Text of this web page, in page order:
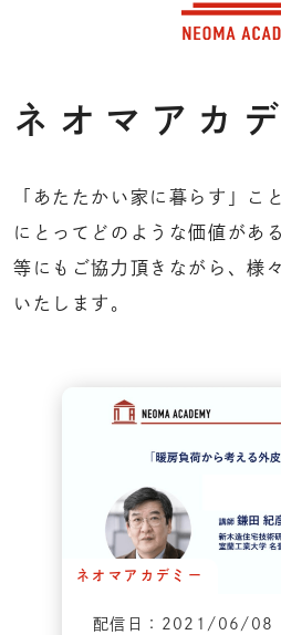
ネオマアカ
「あたたかい家に暮らす」こ
にとってどのような価値があ
等にもご協力頂きながら、様
いたします。
ネオマアカデミー
配信日：2021/06/08